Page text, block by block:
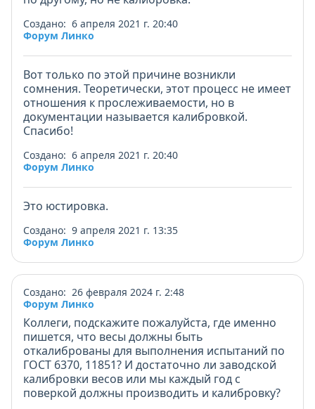
Создано: 6 апреля 2021 г. 20:40
Форум Линко
Вот только по этой причине возникли
сомнения. Теоретически, этот процесс не имеет
отношения к прослеживаемости, но в
документации называется калибровкой.
Спасибо!
Создано: 6 апреля 2021 г. 20:40
Форум Линко
Это юстировка.
Создано: 9 апреля 2021 г. 13:35
Форум Линко
Создано: 26 февраля 2024 г. 2:48
Форум Линко
Коллеги, подскажите пожалуйста, где именно
пишется, что весы должны быть
откалиброваны для выполнения испытаний по
ГОСТ 6370, 11851? И достаточно ли заводской
калибровки весов или мы каждый год с
поверкой должны производить и калибровку?